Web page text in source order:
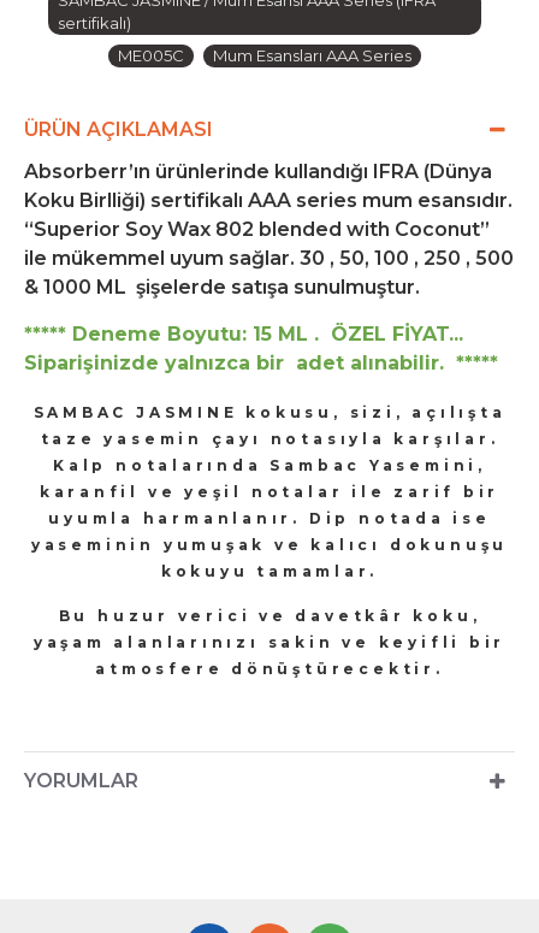
sertifikalı)
ME005C
Mum Esansları AAA Series
ÜRÜN AÇIKLAMASI
Absorberr’ın ürünlerinde kullandığı IFRA (Dünya
Koku Birlliği) sertifikalı AAA series mum esansıdır.
“Superior Soy Wax 802 blended with Coconut”
ile mükemmel uyum sağlar. 30 , 50, 100 , 250 , 500
& 1000 ML şişelerde satışa sunulmuştur.
***** Deneme Boyutu: 15 ML . ÖZEL FİYAT...
Siparişinizde yalnızca bir adet alınabilir. *****
SAMBAC JASMINE kok usu, sizi, açılışta
taze yasemin çayı notasıyla karşılar.
Kalp notalarında Sambac Yasemini,
karanfil ve yeşil notalar ile zarif bir
uyumla harmanlanır. Dip notada ise
yaseminin yumuşak ve kalıcı dokunuşu
kokuyu tamamlar.
Bu
huzur verici ve davetkâr koku,
yaşam alanlarınızı sakin ve keyifli bir
atmosfere dönüştürecektir.
YORUMLAR